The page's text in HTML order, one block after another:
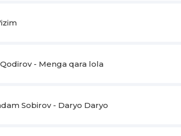
- Menga qara lola
Sobirov - Daryo Daryo